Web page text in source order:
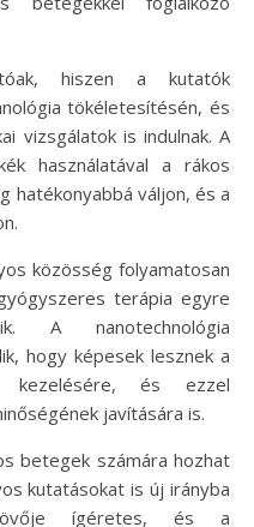
hiszen a kutatók
tökéletesítésén, és
vizsgálatok is indulnak. A
használatával a rákos
hatékonyabbá váljon, és a
közösség folyamatosan
terápia egyre
A nanotechnológia
hogy képesek lesznek a
kezelésére, és ezzel
javítására is.
betegek számára hozhat
kutatásokat is új irányba
ígéretes, és a